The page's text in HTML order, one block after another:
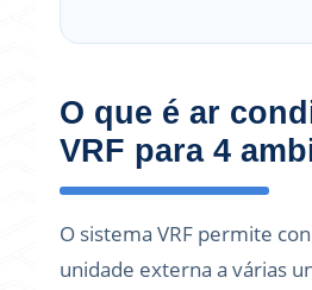
O que é ar
VRF para 4
O sistema VRF permite
unidade externa a várias